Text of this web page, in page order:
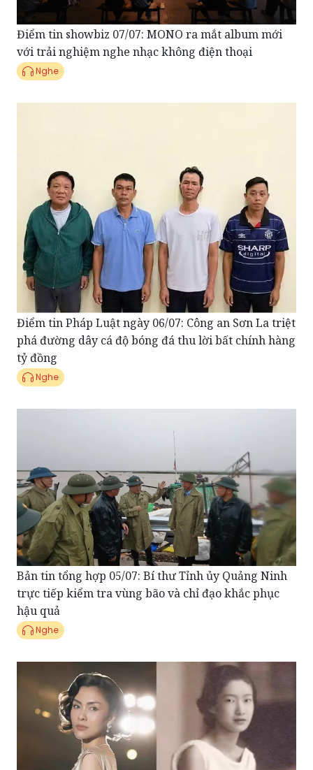
với trải nghiệm nghe nhạc không điện thoại
Nghe
Điểm tin Pháp Luật ngày 06/07: Công an Sơn La triệt
phá đường dây cá độ bóng đá thu lời bất chính hàng
tỷ đồng
Nghe
Bản tin tổng hợp 05/07: Bí thư Tỉnh ủy Quảng Ninh
trực tiếp kiểm tra vùng bão và chỉ đạo khắc phục
hậu quả
Nghe